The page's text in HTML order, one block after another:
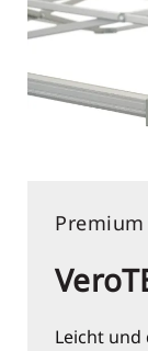
Premium
Leicht und